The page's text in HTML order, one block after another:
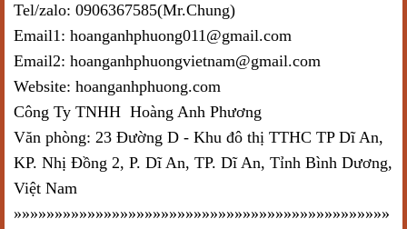
Tel/zalo: 0906367585(Mr.Chung)
Email1: hoanganhphuong011@gmail.com
Email2: hoanganhphuongvietnam@gmail.com
Website: hoanganhphuong.com
Công Ty TNHH Hoàng Anh Phương
Văn phòng: 23 Đường D - Khu đô thị TTHC TP Dĩ An,
KP. Nhị Đồng 2, P. Dĩ An, TP. Dĩ An, Tỉnh Bình Dương,
Việt Nam
»»»»»»»»»»»»»»»»»»»»»»»»»»»»»»»»»»»»»»»»»»»»»»